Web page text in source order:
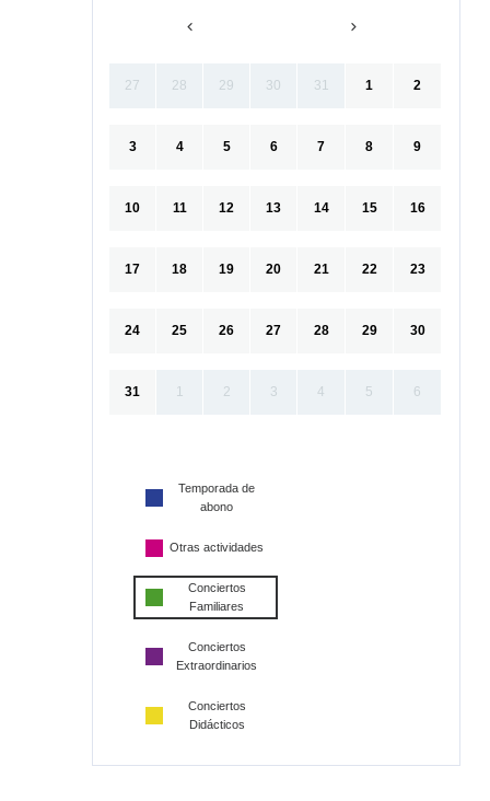
27 28 29 30 31 1 2
3 4 5 6 7 8 9
10 11 12 13 14 15 16
17 18 19 20 21 22 23
24 25 26 27 28 29 30
31 1 2 3 4 5 6
Temporada de
abono
Otras actividades
Conciertos
Familiares
Conciertos
Extraordinarios
Conciertos
Didácticos